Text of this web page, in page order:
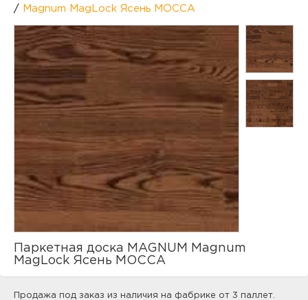
/
Magnum MagLock Ясень МОССА
Паркетная доска MAGNUM Magnum
MagLock Ясень МОССА
Продажа под заказ из наличия на фабрике от 3 паллет.